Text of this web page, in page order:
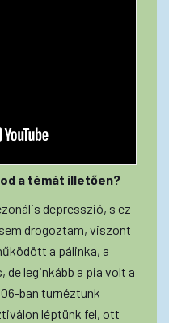
a témát illetően?
depresszió, s ez
drogoztam, viszont
a pálinka, a
de leginkább a pia volt a
ban turnéztunk
léptünk fel, ott